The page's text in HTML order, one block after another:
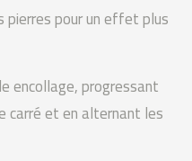
pierres pour un effet plus
encollage, progressant
carré et en alternant les